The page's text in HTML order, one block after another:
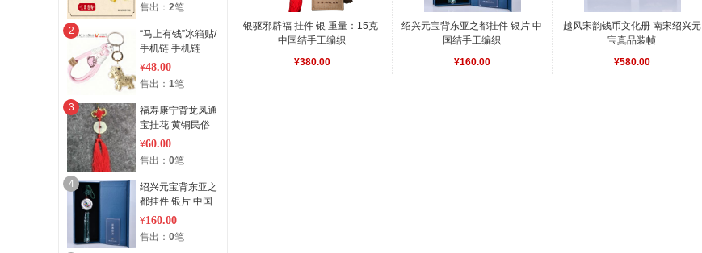
银驱邪辟福 挂件 银 重量：15克
中国结手工编织
¥380.00
绍兴元宝背东亚之都挂件 银片 中
国结手工编织
¥160.00
越风宋韵钱币文化册 南宋绍兴元
宝真品装帧
¥580.00
售出： 2笔
2
“马上有钱”冰箱贴/
手机链 手机链
¥48.00
售出： 1笔
3
福寿康宁背龙凤通
宝挂花 黄铜民俗
钱币复刻 手工编
织
¥60.00
售出： 0笔
4
绍兴元宝背东亚之
都挂件 银片 中国
结手工编织
¥160.00
售出： 0笔